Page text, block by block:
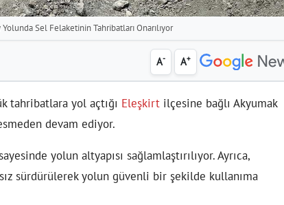
Sel Felaketinin Tahribatları Onarılıyor
A- A+
tahribatlara yol açtığı Eleşkirt ilçesine bağlı Akyumak
devam ediyor.
yolun altyapısı sağlamlaştırılıyor. Ayrıca,
sürdürülerek yolun güvenli bir şekilde kullanıma